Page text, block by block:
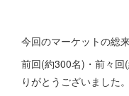
今回のマーケットの総
前回(約300名)・前々回
りがとうございました。